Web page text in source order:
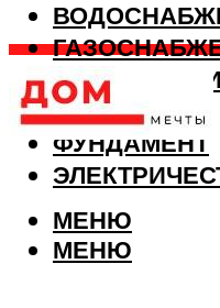
ОТОПЛЕНИЕ
ФУНДАМЕНТ
МЕНЮ
МЕНЮ